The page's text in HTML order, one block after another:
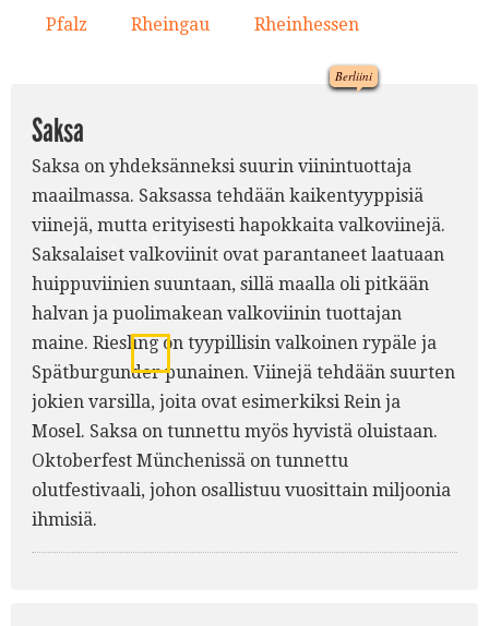
Berliini
1.
2.
3. 4.
5.
7.
Pfalz Rheingau Rheinhessen
Saksa
Saksa on yhdeksänneksi suurin viinintuottaja
maailmassa. Saksassa tehdään kaikentyyppisiä
viinejä, mutta erityisesti hapokkaita valkoviinejä.
Saksalaiset valkoviinit ovat parantaneet laatuaan
huippuviinien suuntaan, sillä maalla oli pitkään
halvan ja puolimakean valkoviinin tuottajan
maine. Riesling on tyypillisin valkoinen rypäle ja
Spätburgunder punainen. Viinejä tehdään suurten
jokien varsilla, joita ovat esimerkiksi Rein ja
Mosel. Saksa on tunnettu myös hyvistä oluistaan.
Oktoberfest Münchenissä on tunnettu
olutfestivaali, johon osallistuu vuosittain miljoonia
ihmisiä.